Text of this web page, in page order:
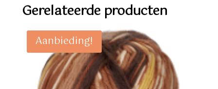
Gerelateerde producten
Aanbieding!